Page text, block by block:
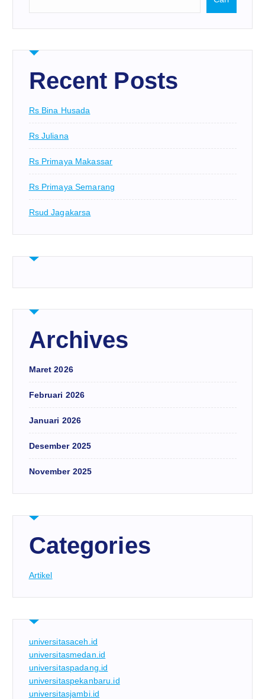
Recent Posts
Rs Bina Husada
Rs Juliana
Rs Primaya Makassar
Rs Primaya Semarang
Rsud Jagakarsa
Archives
Maret 2026
Februari 2026
Januari 2026
Desember 2025
November 2025
Categories
Artikel
universitasaceh.id
universitasmedan.id
universitaspadang.id
universitaspekanbaru.id
universitasjambi.id